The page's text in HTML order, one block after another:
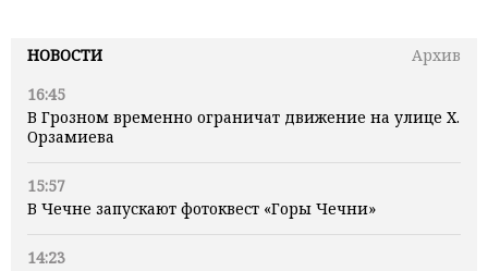
НОВОСТИ
Архив
16:45
В Грозном временно ограничат движение на улице Х.
Орзамиева
15:57
В Чечне запускают фотоквест «Горы Чечни»
14:23